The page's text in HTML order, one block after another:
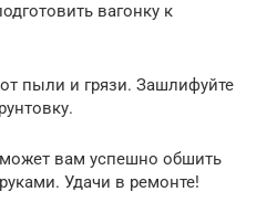
вагонку к
пыли и грязи. Зашлифуйте
вам успешно обшить
Удачи в ремонте!